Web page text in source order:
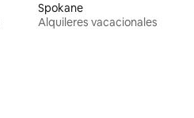
Spokane
Alquileres vacacionales